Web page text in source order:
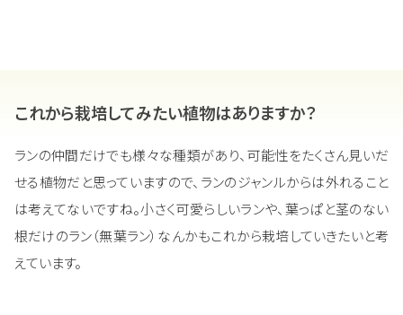
これから栽培してみたい植物はありますか？
ランの仲間だけでも様々な種類があり、可能性をたくさん見いだ
せる植物だと思っていますので、ランのジャンルからは外れること
は考えてないですね。小さく可愛らしいランや、葉っぱと茎のない
根だけのラン（無葉ラン）なんかもこれから栽培していきたいと考
えています。